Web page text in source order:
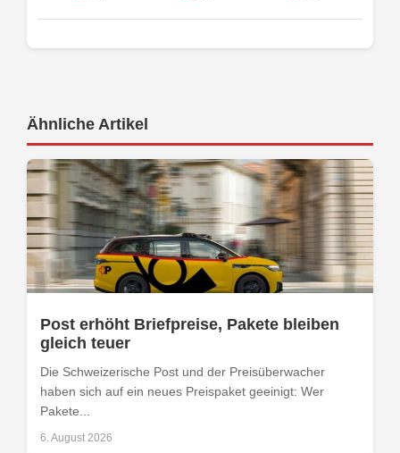
Ähnliche Artikel
Post erhöht Briefpreise, Pakete bleiben
gleich teuer
Die Schweizerische Post und der Preisüberwacher
haben sich auf ein neues Preispaket geeinigt: Wer
Pakete...
6. August 2026